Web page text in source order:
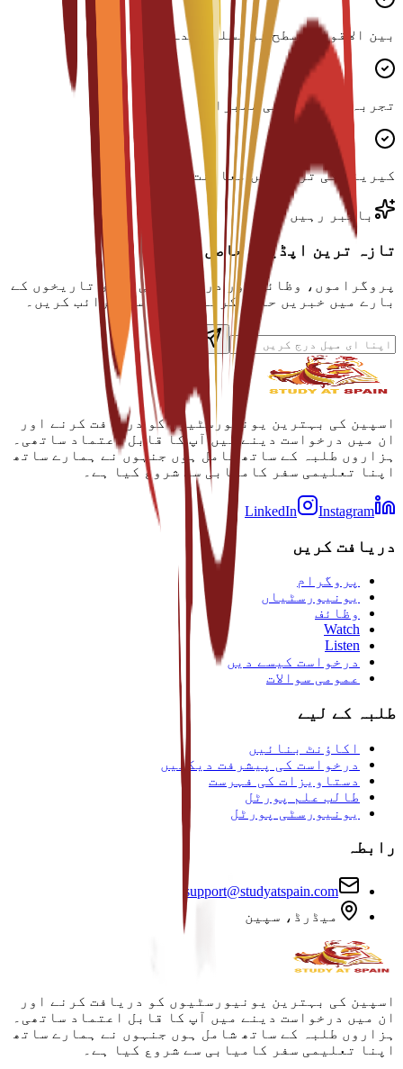
بین الاقوامی سطح پر تسلیم شدہ ڈگری
تجربہ کار فیکلٹی ممبران
کیریئر کی ترقی میں معاونت
باخبر رہیں
تازہ ترین اپڈیٹس حاصل کریں
پروگراموں، وظائف اور درخواست کی آخری تاریخوں کے
بارے میں خبریں حاصل کرنے کے لیے سبسکرائب کریں۔
اسپین کی بہترین یونیورسٹیوں کو دریافت کرنے اور
ان میں درخواست دینے میں آپ کا قابل اعتماد ساتھی۔
ہزاروں طلبہ کے ساتھ شامل ہوں جنہوں نے ہمارے ساتھ
اپنا تعلیمی سفر کامیابی سے شروع کیا ہے۔
LinkedIn Instagram
دریافت کریں
پروگرام
یونیورسٹیاں
وظائف
Watch
Listen
درخواست کیسے دیں
عمومی سوالات
طلبہ کے لیے
اکاؤنٹ بنائیں
درخواست کی پیشرفت دیکھیں
دستاویزات کی فہرست
طالب علم پورٹل
یونیورسٹی پورٹل
رابطہ
support@studyatspain.com
میڈرڈ، سپین
اسپین کی بہترین یونیورسٹیوں کو دریافت کرنے اور
ان میں درخواست دینے میں آپ کا قابل اعتماد ساتھی۔
ہزاروں طلبہ کے ساتھ شامل ہوں جنہوں نے ہمارے ساتھ
اپنا تعلیمی سفر کامیابی سے شروع کیا ہے۔